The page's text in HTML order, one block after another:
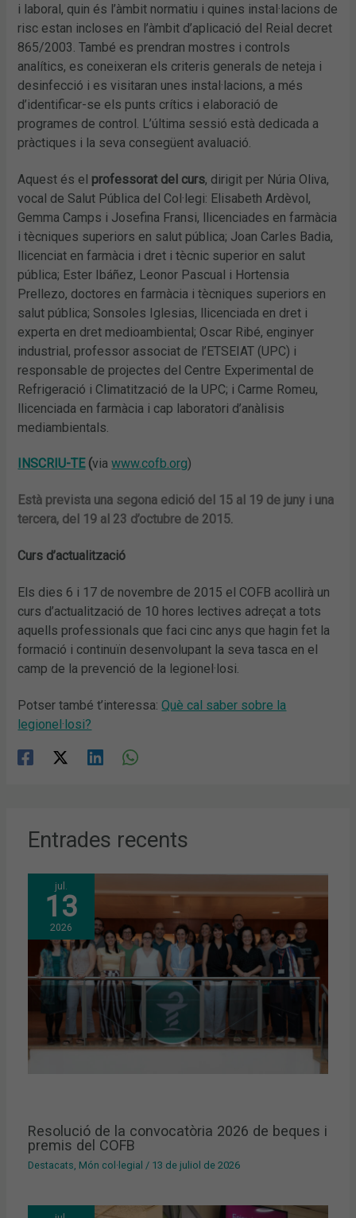
i laboral, quin és l’àmbit normatiu i quines instal·lacions de
risc estan incloses en l’àmbit d’aplicació del Reial decret
865/2003. També es prendran mostres i controls
analítics, es coneixeran els criteris generals de neteja i
desinfecció i es visitaran unes instal·lacions, a més
d’identificar-se els punts crítics i elaboració de
programes de control. L’última sessió està dedicada a
pràctiques i la seva consegüent avaluació.
Aquest és el professorat del curs, dirigit per Núria Oliva,
vocal de Salut Pública del Col·legi: Elisabeth Ardèvol,
Gemma Camps i Josefina Fransi, llicenciades en farmàcia
i tècniques superiors en salut pública; Joan Carles Badia,
llicenciat en farmàcia i dret i tècnic superior en salut
pública; Ester Ibáñez, Leonor Pascual i Hortensia
Prellezo, doctores en farmàcia i tècniques superiors en
salut pública; Sonsoles Iglesias, llicenciada en dret i
experta en dret medioambiental; Oscar Ribé, enginyer
industrial, professor associat de l’ETSEIAT (UPC) i
responsable de projectes del Centre Experimental de
Refrigeració i Climatització de la UPC; i Carme Romeu,
llicenciada en farmàcia i cap laboratori d’anàlisis
mediambientals.
INSCRIU-TE(viawww.cofb.org)
Està prevista una segona edició del 15 al 19 de juny i una
tercera, del 19 al 23 d’octubre de 2015.
Curs d’actualització
Els dies 6 i 17 de novembre de 2015 el COFB acollirà un
curs d’actualització de 10 hores lectives adreçat a tots
aquells professionals que faci cinc anys que hagin fet la
formació i continuïn desenvolupant la seva tasca en el
camp de la prevenció de la legionel·losi.
Potser també t’interessa:Què cal saber sobre la
legionel·losi?
Entrades recents
jul.
13
2026
Resolució de la convocatòria 2026 de beques i
premis del COFB
Destacats, Món col·legial / 13 de juliol de 2026